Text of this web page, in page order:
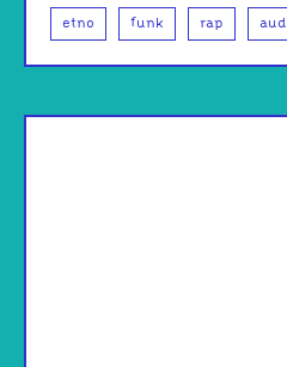
etno funk rap